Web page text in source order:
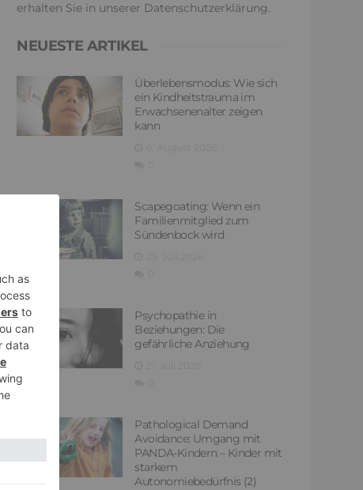
erhalten Sie in unserer Datenschutzerklärung.
NEUESTE ARTIKEL
Überlebensmodus: Wie sich
ein Kindheitstrauma im
Erwachsenenalter zeigen
kann
Scapegoating: Wenn ein
Familienmitglied zum
Sündenbock wird
Psychopathie in
Beziehungen: Die
gefährliche Anziehung
Pathological Demand
Avoidance: Umgang mit
PANDA-Kindern – Kinder mit
starkem
Autonomiebedürfnis (2)